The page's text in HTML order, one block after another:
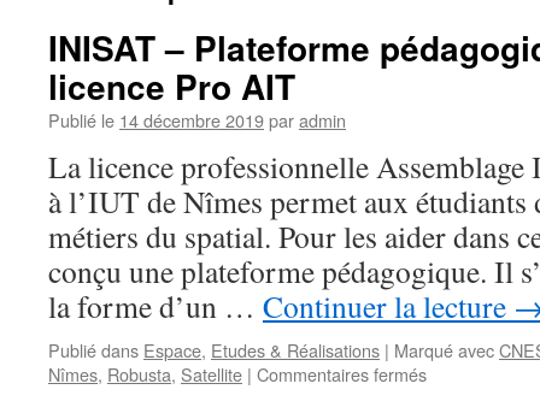
INISAT – Plateforme
licence Pro AIT
Publié le 14 décembre 2019paradmin
La licence professionnelle
à l’IUT de Nîmes permet aux
métiers du spatial. Pour les aider dans
conçu une plateforme pédagogique. Il
la forme d’un … Continuer la lecture
Publié dans Espace, Etudes & Réalisations | Marqué avec
Nîmes, Robusta, Satellite | Commentaires ferméssur